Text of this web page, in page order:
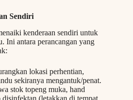
Sendiri
kenderaan sendiri untuk
Ini antara perancangan yang
lokasi perhentian,
sekiranya mengantuk/penat.
stok topeng muka, hand
disinfektan (letakkan di tempat